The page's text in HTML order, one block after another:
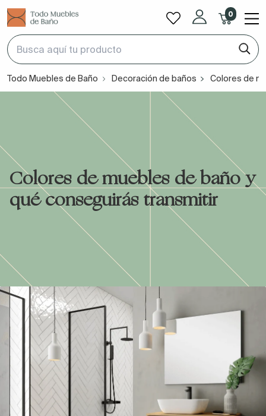
0
Todo Muebles de Baño Decoración de baños Colores de
Colores de muebles de baño y
qué conseguirás transmitir